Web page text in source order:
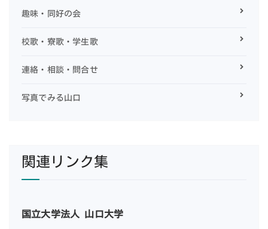
趣味・同好の会
校歌・寮歌・学生歌
連絡・相談・問合せ
写真でみる山口
関連リンク集
国立大学法人 山口大学